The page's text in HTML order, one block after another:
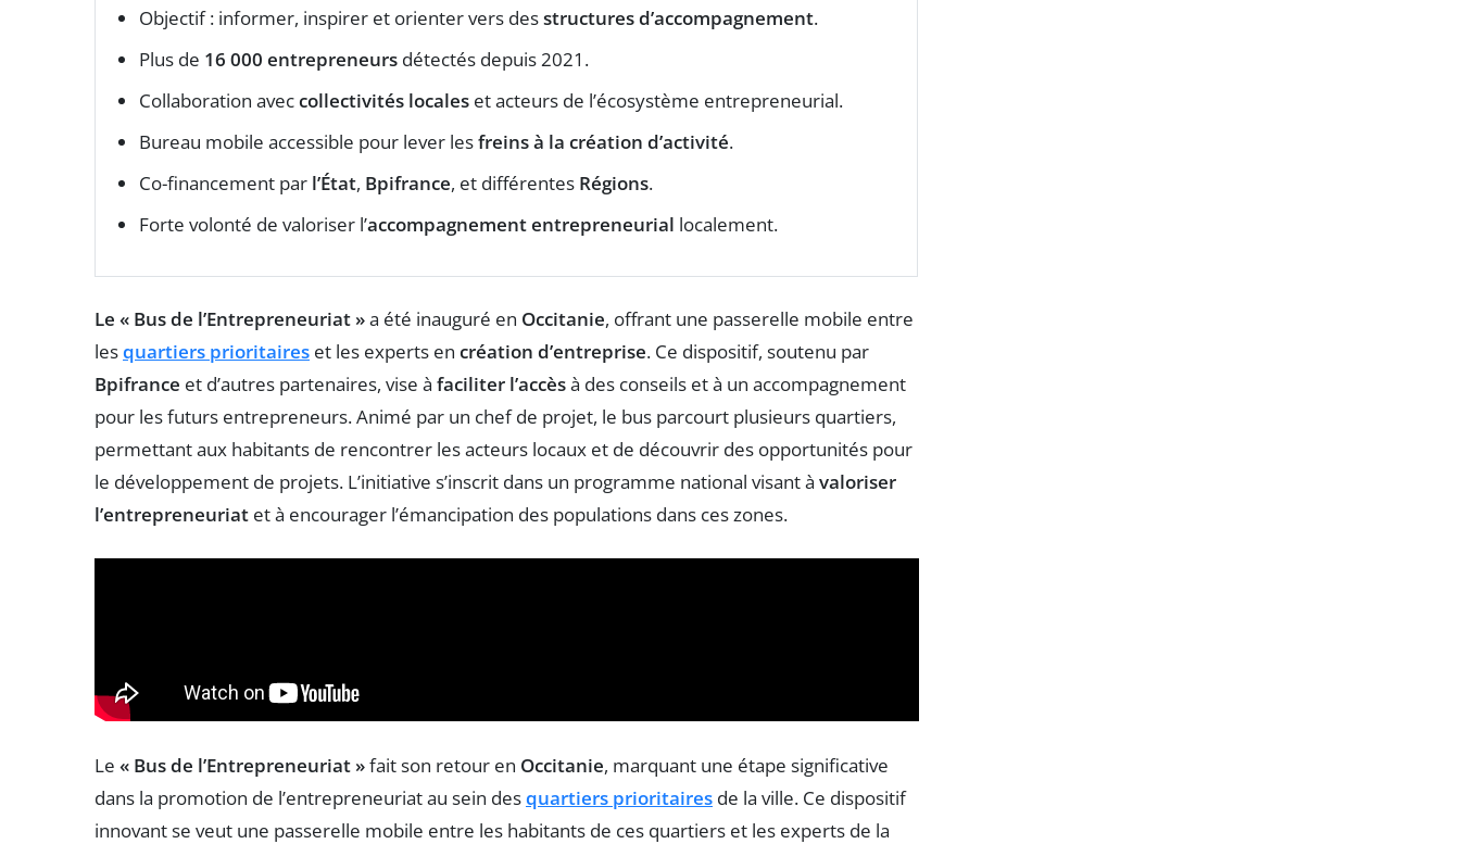
Objectif : informer, inspirer et orienter vers desstructures d’accompagnement.
Plus de 16 000 entrepreneurs détectés depuis 2021.
Collaboration aveccollectivités locales et acteurs de l’écosystème entrepreneurial.
Bureau mobile accessible pour lever lesfreins à la création d’activité.
Co-financement par l’État, Bpifrance, et différentes Régions.
Forte volonté de valoriser l’accompagnement entrepreneurial localement.
Le « Bus de l’Entrepreneuriat »a été inauguré en Occitanie, offrant une passerelle mobile entre
lesquartiers prioritaires et les experts en création d’entreprise. Ce dispositif, soutenu par
Bpifrance et d’autres partenaires, vise à faciliter l’accèsà des conseils et à un accompagnement
pour les futurs entrepreneurs. Animé par un chef de projet, le bus parcourt plusieurs quartiers,
permettant aux habitants de rencontrer les acteurs locaux et de découvrir des opportunités pour
le développement de projets. L’initiative s’inscrit dans un programme national visant à valoriser
l’entrepreneuriat et à encourager l’émancipation des populations dans ces zones.
Le « Bus de l’Entrepreneuriat »fait son retour en Occitanie, marquant une étape significative
dans la promotion de l’entrepreneuriat au sein desquartiers prioritaires de la ville. Ce dispositif
innovant se veut une passerelle mobile entre les habitants de ces quartiers et les experts de la